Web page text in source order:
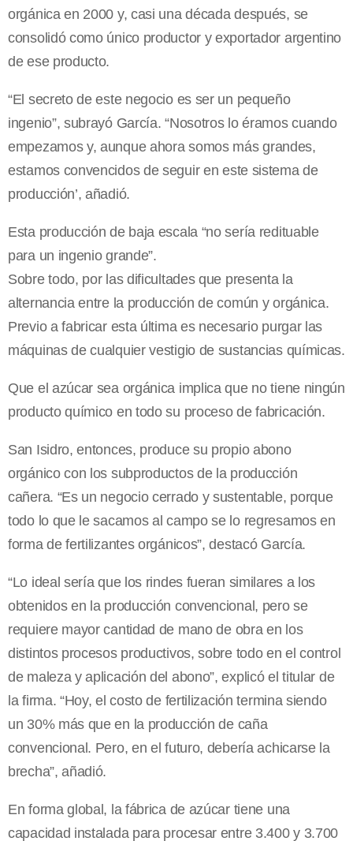
orgánica en 2000 y, casi una década después, se
consolidó como único productor y exportador argentino
de ese producto.
“El secreto de este negocio es ser un pequeño
ingenio”, subrayó García. “Nosotros lo éramos cuando
empezamos y, aunque ahora somos más grandes,
estamos convencidos de seguir en este sistema de
producción’, añadió.
Esta producción de baja escala “no sería redituable
para un ingenio grande”.
Sobre todo, por las dificultades que presenta la
alternancia entre la producción de común y orgánica.
Previo a fabricar esta última es necesario purgar las
máquinas de cualquier vestigio de sustancias químicas.
Que el azúcar sea orgánica implica que no tiene ningún
producto químico en todo su proceso de fabricación.
San Isidro, entonces, produce su propio abono
orgánico con los subproductos de la producción
cañera. “Es un negocio cerrado y sustentable, porque
todo lo que le sacamos al campo se lo regresamos en
forma de fertilizantes orgánicos”, destacó García.
“Lo ideal sería que los rindes fueran similares a los
obtenidos en la producción convencional, pero se
requiere mayor cantidad de mano de obra en los
distintos procesos productivos, sobre todo en el control
de maleza y aplicación del abono”, explicó el titular de
la firma. “Hoy, el costo de fertilización termina siendo
un 30% más que en la producción de caña
convencional. Pero, en el futuro, debería achicarse la
brecha”, añadió.
En forma global, la fábrica de azúcar tiene una
capacidad instalada para procesar entre 3.400 y 3.700